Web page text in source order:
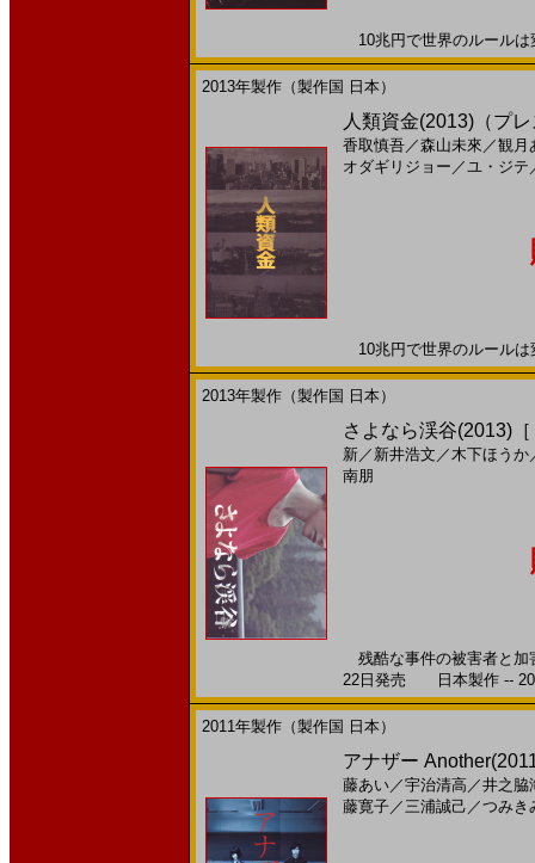
10兆円で世界のルール
2013年製作（製作国 日本）
人類資金(2013)（プ
香取慎吾／森山未來 ／観月
オダギリジョー ／ユ・ジテ
10兆円で世界のルール
2013年製作（製作国 日本）
さよなら渓谷(2013)
新／ 新井浩文 ／木下ほうか
南朋
残酷な事件の被害者と加
22日発売 日本製作 --
2011年製作（製作国 日本）
アナザー
藤あい／宇治清高／井之脇
藤寛子／三浦誠己 ／つみき